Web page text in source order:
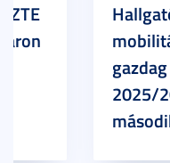
2025/